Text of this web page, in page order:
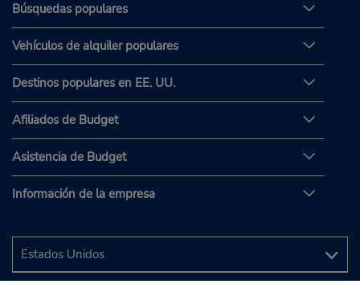
Búsquedas populares
Vehículos de alquiler populares
Destinos populares en EE. UU.
Afiliados de Budget
Asistencia de Budget
Información de la empresa